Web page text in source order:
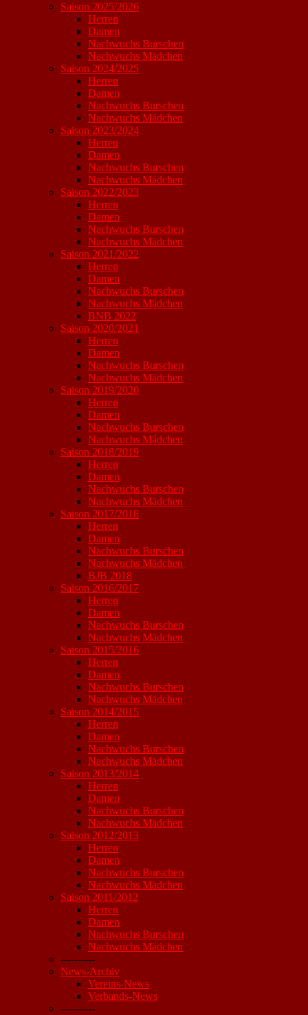
Saison 2025/2026
Herren
Damen
Nachwuchs Burschen
Nachwuchs Mädchen
Saison 2024/2025
Herren
Damen
Nachwuchs Burschen
Nachwuchs Mädchen
Saison 2023/2024
Herren
Damen
Nachwuchs Burschen
Nachwuchs Mädchen
Saison 2022/2023
Herren
Damen
Nachwuchs Burschen
Nachwuchs Mädchen
Saison 2021/2022
Herren
Damen
Nachwuchs Burschen
Nachwuchs Mädchen
BNB 2022
Saison 2020/2021
Herren
Damen
Nachwuchs Burschen
Nachwuchs Mädchen
Saison 2019/2020
Herren
Damen
Nachwuchs Burschen
Nachwuchs Mädchen
Saison 2018/2019
Herren
Damen
Nachwuchs Burschen
Nachwuchs Mädchen
Saison 2017/2018
Herren
Damen
Nachwuchs Burschen
Nachwuchs Mädchen
BJB 2018
Saison 2016/2017
Herren
Damen
Nachwuchs Burschen
Nachwuchs Mädchen
Saison 2015/2016
Herren
Damen
Nachwuchs Burschen
Nachwuchs Mädchen
Saison 2014/2015
Herren
Damen
Nachwuchs Burschen
Nachwuchs Mädchen
Saison 2013/2014
Herren
Damen
Nachwuchs Burschen
Nachwuchs Mädchen
Saison 2012/2013
Herren
Damen
Nachwuchs Burschen
Nachwuchs Mädchen
Saison 2011/2012
Herren
Damen
Nachwuchs Burschen
Nachwuchs Mädchen
----------
News-Archiv
Vereins-News
Verbands-News
----------